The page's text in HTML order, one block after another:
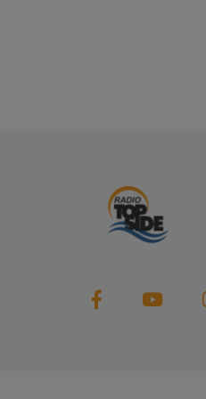
DIRECT STUDIO 3
OFFRES D'EMPLOI